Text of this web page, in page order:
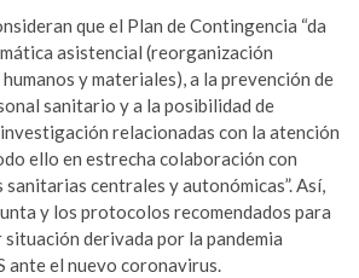
que el Plan de Contingencia “da
asistencial (reorganización
y materiales), a la prevención de
sanitario y a la posibilidad de
relacionadas con la atención
ello en estrecha colaboración con
centrales y autonómicas”. Así,
y los protocolos recomendados para
derivada por la pandemia
ante el nuevo coronavirus.